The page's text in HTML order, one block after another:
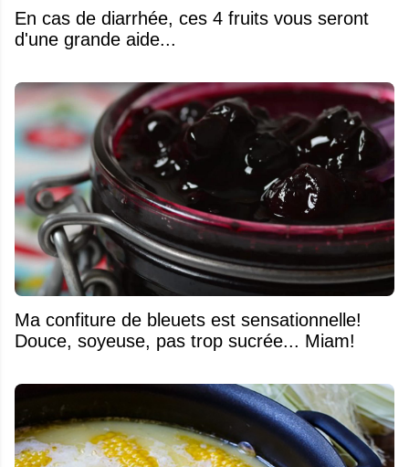
En cas de diarrhée, ces 4 fruits vous seront
d'une grande aide...
Ma confiture de bleuets est sensationnelle!
Douce, soyeuse, pas trop sucrée... Miam!